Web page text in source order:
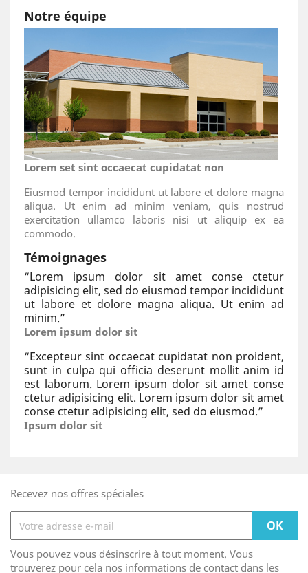
Notre équipe
Lorem set sint occaecat cupidatat non
Eiusmod tempor incididunt ut labore et dolore magna
aliqua. Ut enim ad minim veniam, quis nostrud
exercitation ullamco laboris nisi ut aliquip ex ea
commodo.
Témoignages
“Lorem ipsum dolor sit amet conse ctetur
adipisicing elit, sed do eiusmod tempor incididunt
ut labore et dolore magna aliqua. Ut enim ad
minim.”
Lorem ipsum dolor sit
“Excepteur sint occaecat cupidatat non proident,
sunt in culpa qui officia deserunt mollit anim id
est laborum. Lorem ipsum dolor sit amet conse
ctetur adipisicing elit. Lorem ipsum dolor sit amet
conse ctetur adipisicing elit, sed do eiusmod.”
Ipsum dolor sit
Recevez nos offres spéciales
Vous pouvez vous désinscrire à tout moment. Vous
trouverez pour cela nos informations de contact dans les